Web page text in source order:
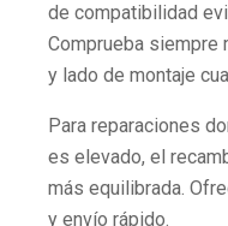
de compatibilidad
Comprueba siempre
y lado de montaje
Para reparaciones
es elevado, el
más equilibrada.
y envío rápido.